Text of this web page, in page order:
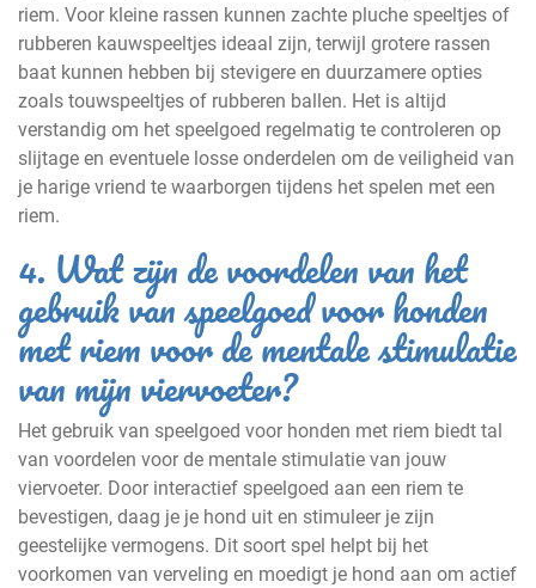
riem. Voor kleine rassen kunnen zachte pluche speeltjes of
rubberen kauwspeeltjes ideaal zijn, terwijl grotere rassen
baat kunnen hebben bij stevigere en duurzamere opties
zoals touwspeeltjes of rubberen ballen. Het is altijd
verstandig om het speelgoed regelmatig te controleren op
slijtage en eventuele losse onderdelen om de veiligheid van
je harige vriend te waarborgen tijdens het spelen met een
riem.
4. Wat zijn de voordelen van het
gebruik van speelgoed voor honden
met riem voor de mentale stimulatie
van mijn viervoeter?
Het gebruik van speelgoed voor honden met riem biedt tal
van voordelen voor de mentale stimulatie van jouw
viervoeter. Door interactief speelgoed aan een riem te
bevestigen, daag je je hond uit en stimuleer je zijn
geestelijke vermogens. Dit soort spel helpt bij het
voorkomen van verveling en moedigt je hond aan om actief